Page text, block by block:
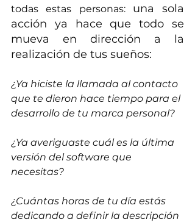
todas estas personas: una sola
acción ya hace que todo se
mueva en dirección a la
realización de tus sueños:
¿Ya hiciste la llamada al contacto
que te dieron hace tiempo para el
desarrollo de tu marca personal?
¿Ya averiguaste cuál es la última
versión del software que
necesitas?
¿Cuántas horas de tu día estás
dedicando a definir la descripción